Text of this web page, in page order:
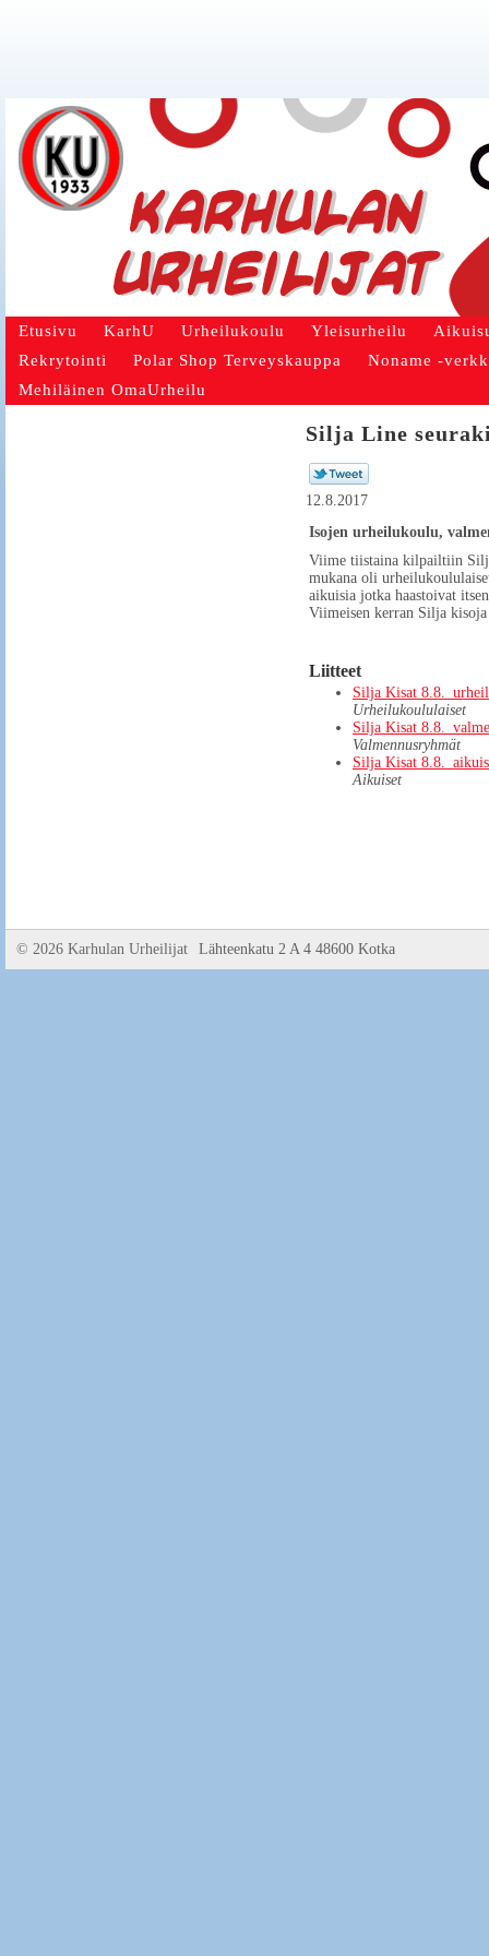
Etusivu KarhU Urheilukoulu Yleisurheilu
Rekrytointi
Polar Shop Terveyskauppa
Noname -
Mehiläinen OmaUrheilu
Silja Line
12.8.2017
Isojen urheilukoulu,
Viime tiistaina kilpailtiin
mukana oli
aikuisia jotka haastoivat
Viimeisen kerran Silja kisoja
Liitteet
Silja Kisat
Urheilukoululaiset
Silja Kisat
Valmennusryhmät
Silja Kisat
Aikuiset
© 2026 Karhulan Urheilijat Lähteenkatu 2 A 4 48600 Kotka